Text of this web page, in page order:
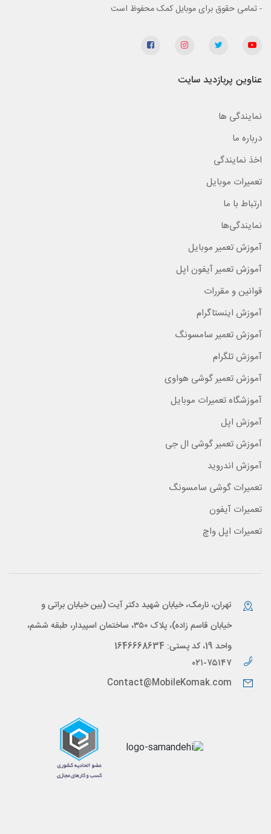
- تمامی حقوق برای موبایل کمک محفوظ است
عناوین پربازدید سایت
نمایندگی ها
درباره ما
اخذ نمایندگی
تعمیرات موبایل
ارتباط با ما
نمایندگی‌ها
آموزش تعمیر موبایل
آموزش تعمیر آیفون اپل
قوانین و مقررات
آموزش اینستاگرام
آموزش تعمیر سامسونگ
آموزش تلگرام
آموزش تعمیر گوشی هواوی
آموزشگاه تعمیرات موبایل
آموزش اپل
آموزش تعمیر گوشی ال جی
آموزش اندروید
تعمیرات گوشی سامسونگ
تعمیرات آیفون
تعمیرات اپل واچ
تهران، نارمک، خیابان شهید دکتر آیت (بین خیابان براتی و
خیابان قاسم زاده)، پلاک ۳۵۰، ساختمان اسپیدار، طبقه ششم،
واحد 19، کد پستی: 1646668634
۰۲۱-۷۵۱۴۷
Contact@MobileKomak.com